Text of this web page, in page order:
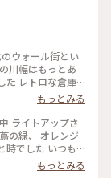
川幅はもっとあ
庫
♪ #ことりもっとみる
の緑、 オレンジ
時でした いつも
イトアップもっとみる